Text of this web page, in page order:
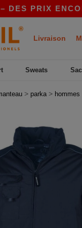
ENCORE
Livraison
Sweats
> parka > hommes